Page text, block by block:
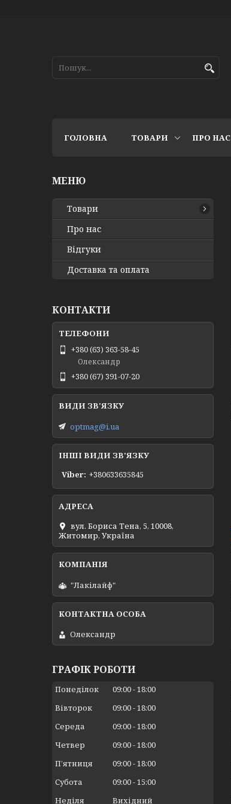
ГОЛОВНА ТОВАРИ ПРО НАС
Товари
Про нас
Відгуки
Доставка та оплата
КОНТАКТИ
+380 (63) 363-58-45
Олександр
+380 (67) 391-07-20
optmag@i.ua
ІНШІ ВИДИ ЗВ'ЯЗКУ
Viber +380633635845
вул. Бориса Тена, 5, 10008,
Житомир, Україна
"Лакілайф"
Олександр
ГРАФІК РОБОТИ
Понеділок 09:00 18:00
Вівторок
09:00 18:00
Середа
09:00 18:00
Четвер
09:00 18:00
Пʼятниця
09:00 18:00
Субота
09:00 15:00
Неділя
Вихідний